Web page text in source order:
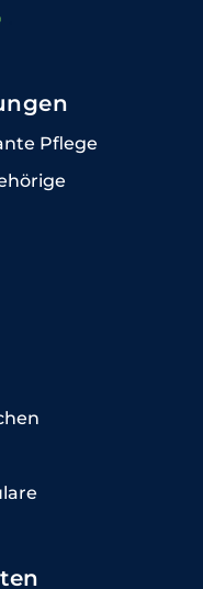
Pflege